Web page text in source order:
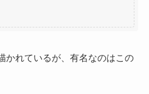
かれているが、有名なのはこの